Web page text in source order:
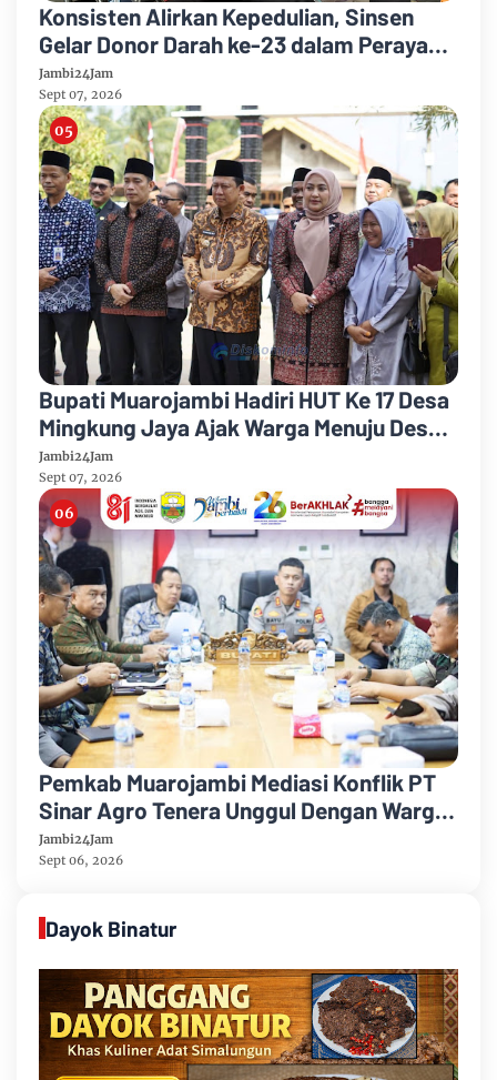
Konsisten Alirkan Kepedulian, Sinsen
Gelar Donor Darah ke-23 dalam Perayaan
Anniversary Sinsen
Jambi24Jam
Sept 07, 2026
Bupati Muarojambi Hadiri HUT Ke 17 Desa
Mingkung Jaya Ajak Warga Menuju Desa
Mandiri 2026
Jambi24Jam
Sept 07, 2026
Pemkab Muarojambi Mediasi Konflik PT
Sinar Agro Tenera Unggul Dengan Warga
Sipin Teluk Duren
Jambi24Jam
Sept 06, 2026
Dayok Binatur